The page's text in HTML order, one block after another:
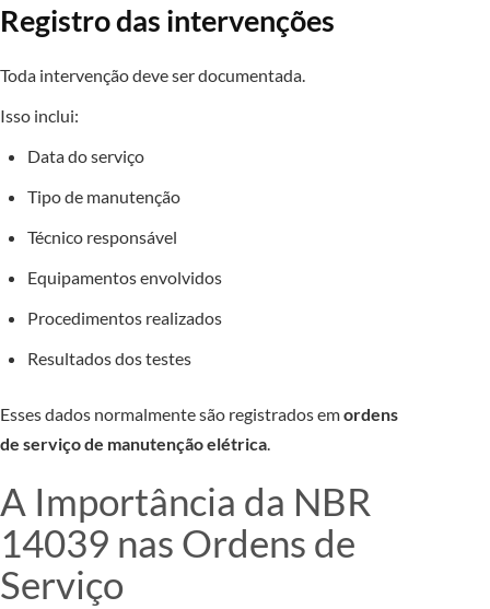
Registro das intervenções
Toda intervenção deve ser documentada.
Isso inclui:
Data do serviço
Tipo de manutenção
Técnico responsável
Equipamentos envolvidos
Procedimentos realizados
Resultados dos testes
Esses dados normalmente são registrados emordens
de serviço de manutenção elétrica
A Importância da NBR
14039 nas Ordens de
Serviço